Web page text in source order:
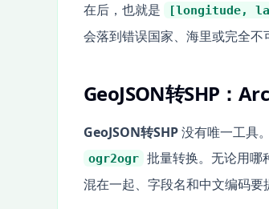
在后，也就是
[longitude,
会落到错误国家、海里或完全不
GeoJSON转SHP：
GeoJSON转SHP没有唯一工具
ogr2ogr 批量转换。无论用哪
混在一起、字段名和中文编码要